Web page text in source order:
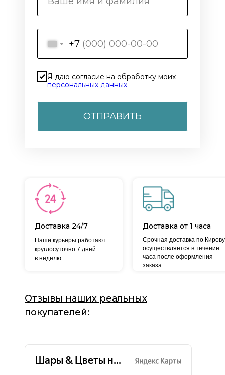
+7
Я даю согласие на обработку моих
персональных данных
ОТПРАВИТЬ
Доставка 24/7
Срочная доставка по Кирову
осуществляется в течение
часа после оформления
заказа.
Наши курьеры работают
круглосуточно 7 дней
в неделю.
Доставка от 1 часа
Отзывы наших реальных
покупателей: